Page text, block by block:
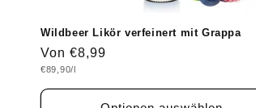
Wildbeer Likör verfeinert mit Grappa
Normaler
Preis
Von €8,99
Grundpreis
€89,90/l